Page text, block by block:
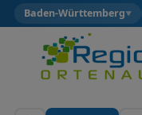
Baden-Württemberg▼